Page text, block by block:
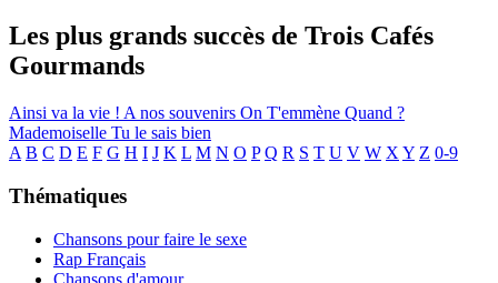
Les plus grands succès de Trois Cafés
Gourmands
Ainsi va la vie ! A nos souvenirs On T'emmène Quand ?
Mademoiselle Tu le sais bien
A B C D E F G H I J K L M N O P Q R S T U V W X Y Z 0-9
Thématiques
Chansons pour faire le sexe
Rap Français
Chansons d'amour